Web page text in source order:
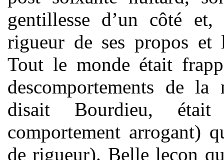
gentillesse d’un côté
rigueur de ses propos et
Tout le monde était
descomportements de
disait Bourdieu,
comportement arrogant)
de rigueur). Belle leçon